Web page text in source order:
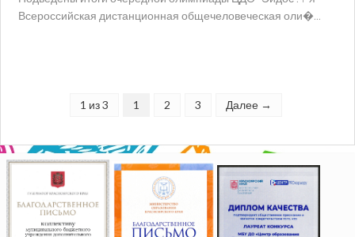
Всероссийская дистанционная общечеловеческая оли�...
1 из 3 1 2 3 Далее →